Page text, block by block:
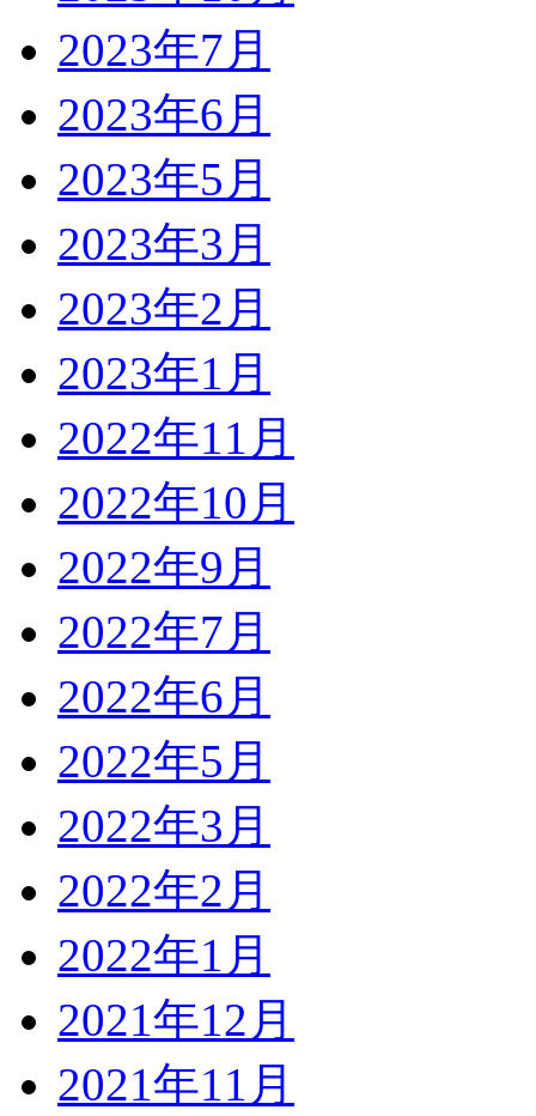
2023年7月
2023年6月
2023年5月
2023年3月
2023年2月
2023年1月
2022年11月
2022年10月
2022年9月
2022年7月
2022年6月
2022年5月
2022年3月
2022年2月
2022年1月
2021年12月
2021年11月